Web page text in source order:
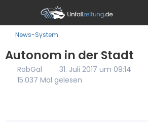
News-System
Autonom in der Stadt
RobGal 31. Juli 2017 um 09:14
15.037 Mal gelesen